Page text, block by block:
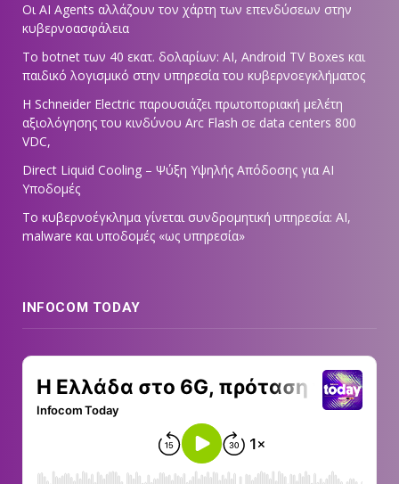
Οι AI Agents αλλάζουν τον χάρτη των επενδύσεων στην
κυβερνοασφάλεια
Το botnet των 40 εκατ. δολαρίων: AI, Android TV Boxes και
παιδικό λογισμικό στην υπηρεσία του κυβερνοεγκλήματος
Η Schneider Electric παρουσιάζει πρωτοποριακή μελέτη
αξιολόγησης του κινδύνου Arc Flash σε data centers 800
VDC,
Direct Liquid Cooling – Ψύξη Υψηλής Απόδοσης για AI
Υποδομές
Το κυβερνοέγκλημα γίνεται συνδρομητική υπηρεσία: AI,
malware και υποδομές «ως υπηρεσία»
INFOCOM TODAY